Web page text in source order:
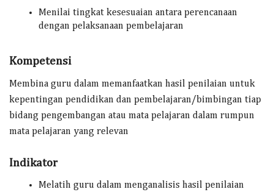
Menilai tingkat kesesuaian antara perencanaan
dengan pelaksanaan pembelajaran
Kompetensi
Membina guru dalam memanfaatkan hasil penilaian untuk
kepentingan pendidikan dan pembelajaran/bimbingan tiap
bidang pengembangan atau mata pelajaran dalam rumpun
mata pelajaran yang relevan
Indikator
Melatih guru dalam menganalisis hasil penilaian